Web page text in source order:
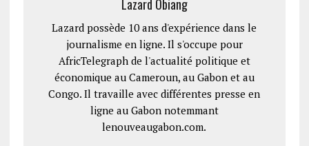
Lazard Obiang
Lazard possède 10 ans d'expérience dans le
journalisme en ligne. Il s'occupe pour
AfricTelegraph de l'actualité politique et
économique au Cameroun, au Gabon et au
Congo. Il travaille avec différentes presse en
ligne au Gabon notemmant
lenouveaugabon.com.